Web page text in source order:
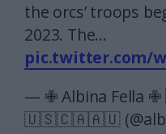
the orcs’ troops
2023. The…
pic.twitter.com/
— ✙ Albina
🇺🇸🇨🇦🇦🇺